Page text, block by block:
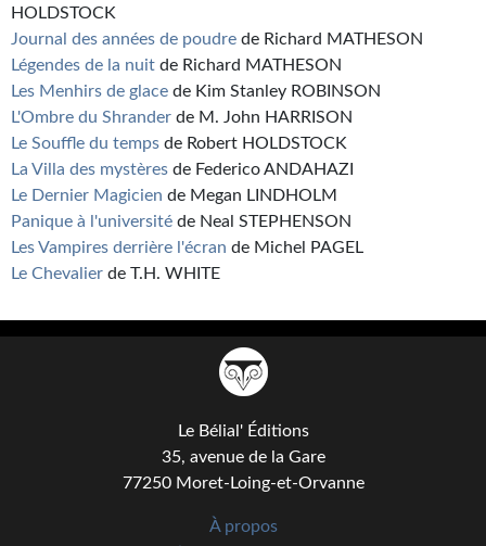
HOLDSTOCK
Journal des années de poudre de Richard MATHESON
Légendes de la nuit de Richard MATHESON
Les Menhirs de glace de Kim Stanley ROBINSON
L'Ombre du Shrander de M. John HARRISON
Le Souffle du temps de Robert HOLDSTOCK
La Villa des mystères de Federico ANDAHAZI
Le Dernier Magicien de Megan LINDHOLM
Panique à l'université de Neal STEPHENSON
Les Vampires derrière l'écran de Michel PAGEL
Le Chevalier de T.H. WHITE
Le Bélial' Éditions
35, avenue de la Gare
77250 Moret-Loing-et-Orvanne
À propos